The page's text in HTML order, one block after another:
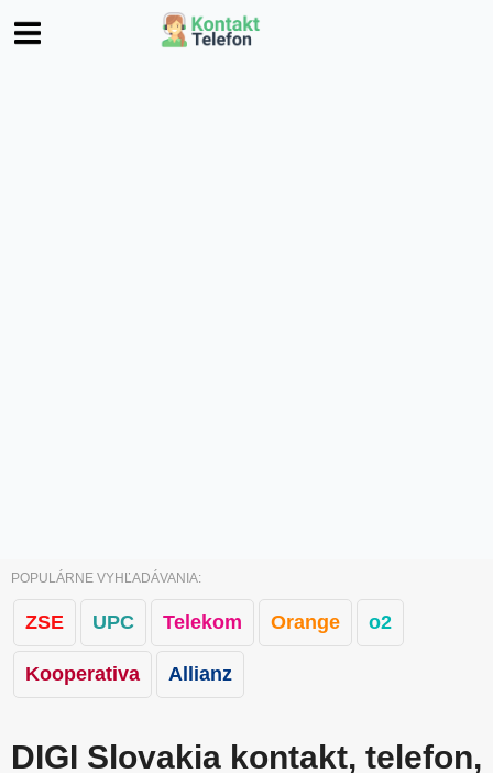
POPULÁRNE VYHĽADÁVANIA:
ZSE UPC Telekom Orange o2
Kooperativa Allianz
DIGI Slovakia kontakt, telefon,